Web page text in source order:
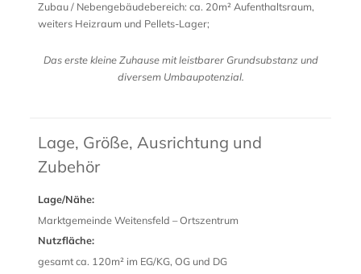
Zubau / Nebengebäudebereich: ca. 20m² Aufenthaltsraum,
weiters Heizraum und Pellets-Lager;
Das erste kleine Zuhause mit leistbarer Grundsubstanz und
diversem Umbaupotenzial.
Lage, Größe, Ausrichtung und
Zubehör
Lage/Nähe:
Marktgemeinde Weitensfeld – Ortszentrum
Nutzfläche:
gesamt ca. 120m² im EG/KG, OG und DG